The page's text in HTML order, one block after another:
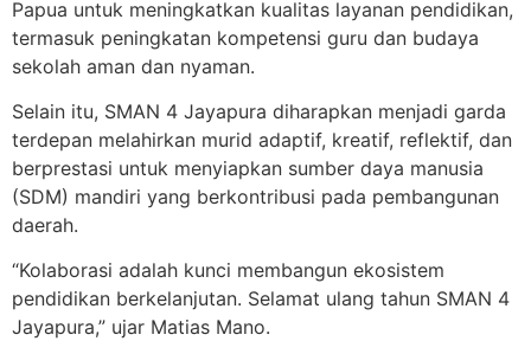
Papua untuk meningkatkan kualitas layanan pendidikan,
termasuk peningkatan kompetensi guru dan budaya
sekolah aman dan nyaman.
Selain itu, SMAN 4 Jayapura diharapkan menjadi garda
terdepan melahirkan murid adaptif, kreatif, reflektif, dan
berprestasi untuk menyiapkan sumber daya manusia
(SDM) mandiri yang berkontribusi pada pembangunan
daerah.
“Kolaborasi adalah kunci membangun ekosistem
pendidikan berkelanjutan. Selamat ulang tahun SMAN 4
Jayapura,” ujar Matias Mano.